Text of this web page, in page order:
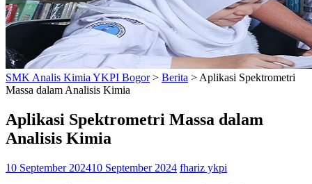
SMK Analis Kimia YKPI Bogor> Berita > Aplikasi Spektrometri
Massa dalam Analisis Kimia
Aplikasi Spektrometri Massa dalam
Analisis Kimia
10 September 202410 September 2024 fhariz ykpi